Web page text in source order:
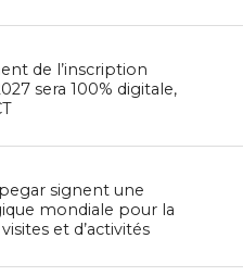
de l’inscription
sera 100% digitale,
signent une
mondiale pour la
et d’activités